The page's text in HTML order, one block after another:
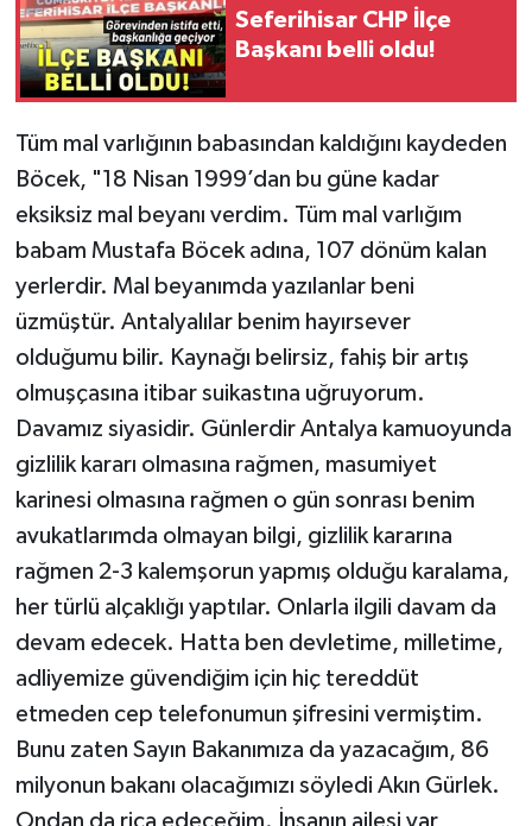
Seferihisar CHP İlçe
Başkanı belli oldu!
Tüm mal varlığının babasından kaldığını kaydeden
Böcek, "18 Nisan 1999’dan bu güne kadar
eksiksiz mal beyanı verdim. Tüm mal varlığım
babam Mustafa Böcek adına, 107 dönüm kalan
yerlerdir. Mal beyanımda yazılanlar beni
üzmüştür. Antalyalılar benim hayırsever
olduğumu bilir. Kaynağı belirsiz, fahiş bir artış
olmuşçasına itibar suikastına uğruyorum.
Davamız siyasidir. Günlerdir Antalya kamuoyunda
gizlilik kararı olmasına rağmen, masumiyet
karinesi olmasına rağmen o gün sonrası benim
avukatlarımda olmayan bilgi, gizlilik kararına
rağmen 2-3 kalemşorun yapmış olduğu karalama,
her türlü alçaklığı yaptılar. Onlarla ilgili davam da
devam edecek. Hatta ben devletime, milletime,
adliyemize güvendiğim için hiç tereddüt
etmeden cep telefonumun şifresini vermiştim.
Bunu zaten Sayın Bakanımıza da yazacağım, 86
milyonun bakanı olacağımızı söyledi Akın Gürlek.
Ondan da rica edeceğim. İnsanın ailesi var,